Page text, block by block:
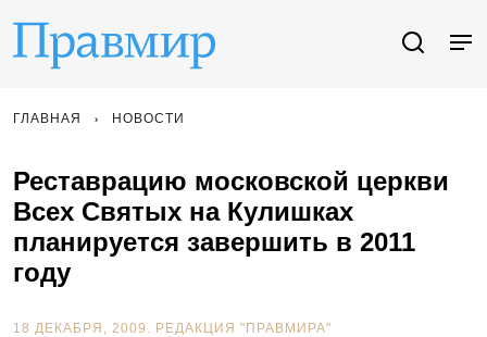
ГЛАВНАЯ НОВОСТИ
Реставрацию московской церкви
Всех Святых на Кулишках
планируется завершить в 2011
году
18 ДЕКАБРЯ, 2009. РЕДАКЦИЯ "ПРАВМИРА"